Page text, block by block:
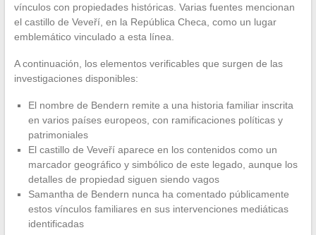
vínculos con propiedades históricas. Varias fuentes mencionan
el castillo de Veveří, en la República Checa, como un lugar
emblemático vinculado a esta línea.
A continuación, los elementos verificables que surgen de las
investigaciones disponibles:
El nombre de Bendern remite a una historia familiar inscrita
en varios países europeos, con ramificaciones políticas y
patrimoniales
El castillo de Veveří aparece en los contenidos como un
marcador geográfico y simbólico de este legado, aunque los
detalles de propiedad siguen siendo vagos
Samantha de Bendern nunca ha comentado públicamente
estos vínculos familiares en sus intervenciones mediáticas
identificadas